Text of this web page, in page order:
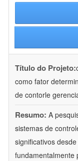
Título do Projeto:
como fator
de contorle
Resumo: A
sistemas de
significativos
fundamentalmente